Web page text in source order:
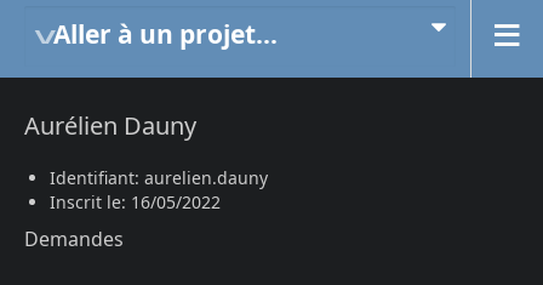
Aller à un projet...
Aurélien Dauny
Identifiant: aurelien.dauny
Inscrit le: 16/05/2022
Demandes